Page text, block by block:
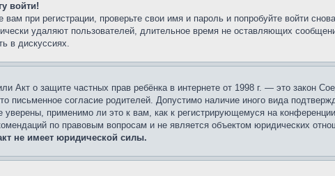
войти!
при регистрации, проверьте свои имя и пароль и попробуйте войти
удаляют пользователей, длительное время не оставляющих
в дискуссиях.
Акт о защите частных прав ребёнка в интернете от 1998 г. — это закон
письменное согласие родителей. Допустимо наличие иного вида
применимо ли это к вам, как к регистрирующемуся на
по правовым вопросам и не является объектом юридических
не имеет юридической силы.